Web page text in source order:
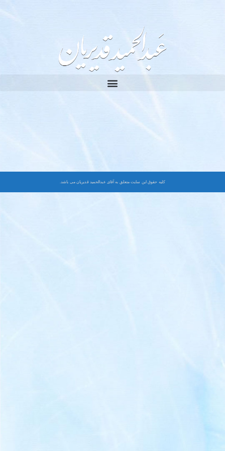
کلیه حقوق این سایت متعلق به آقای عبدالحمید قدیریان می باشد.